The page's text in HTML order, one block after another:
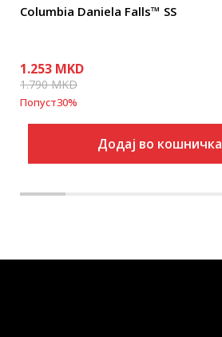
Columbia Daniela Falls™ SS
1.253 MKD
1.790MKD
Попуст30%
Додај во кошничка